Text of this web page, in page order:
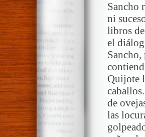
Sancho
ni
libros
el
Quijote
de
las